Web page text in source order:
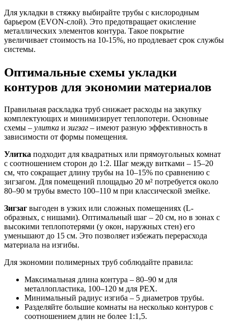
Для укладки в стяжку выбирайте трубы с кислородным
барьером (EVON-слой). Это предотвращает окисление
металлических элементов контура. Такое покрытие
увеличивает стоимость на 10-15%, но продлевает срок службы
системы.
Оптимальные схемы укладки
контуров для экономии материалов
Правильная раскладка труб снижает расходы на закупку
комплектующих и минимизирует теплопотери. Основные
схемы – улитка изигзаг – имеют разную эффективность в
зависимости от формы помещения.
Улитка подходит для квадратных или прямоугольных комнат
с соотношением сторон до 1:2. Шаг между витками – 15–20
см, что сокращает длину трубы на 10–15% по сравнению с
зигзагом. Для помещений площадью 20 м² потребуется около
80–90 м трубы вместо 100–110 м при классической змейке.
Зигзаг выгоден в узких или сложных помещениях (L-
образных, с нишами). Оптимальный шаг – 20 см, но в зонах с
высокими теплопотерями (у окон, наружных стен) его
уменьшают до 15 см. Это позволяет избежать перерасхода
материала на изгибы.
Для экономии полимерных труб соблюдайте правила:
Максимальная длина контура – 80–90 м для
металлопластика, 100–120 м для PEX.
Минимальный радиус изгиба – 5 диаметров трубы.
Разделяйте большие комнаты на несколько контуров с
соотношением длин не более 1:1,5.